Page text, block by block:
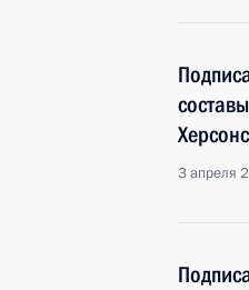
3 апреля